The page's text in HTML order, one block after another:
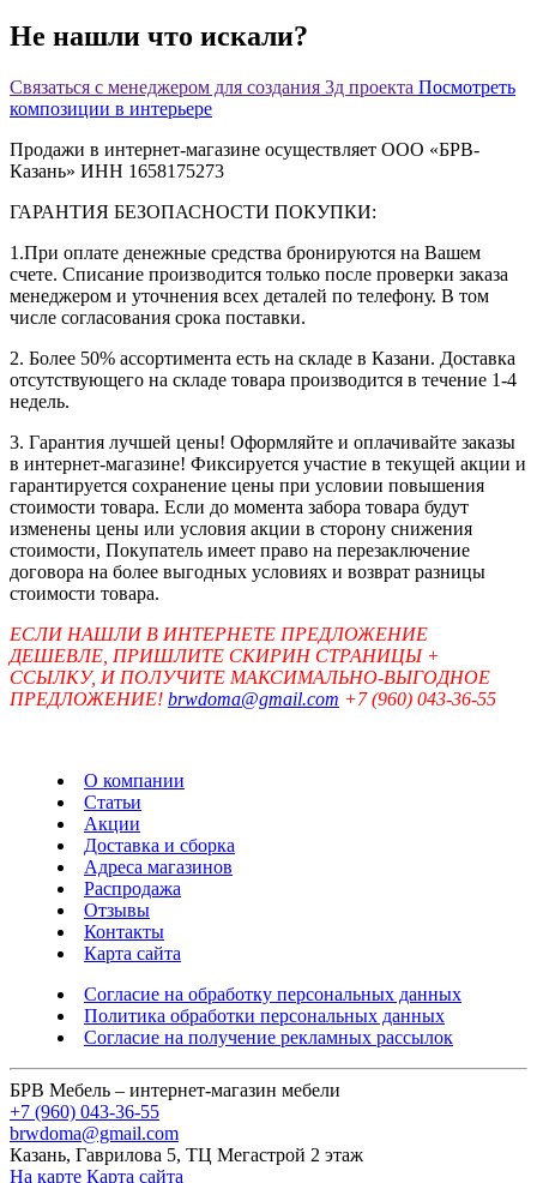
Не нашли что искали?
Связаться с менеджером для создания 3д проекта Посмотреть
композиции в интерьере
Продажи в интернет-магазине осуществляет ООО «БРВ-
Казань» ИНН 1658175273
ГАРАНТИЯ БЕЗОПАСНОСТИ ПОКУПКИ:
1.При оплате денежные средства бронируются на Вашем
счете. Списание производится только после проверки заказа
менеджером и уточнения всех деталей по телефону. В том
числе согласования срока поставки.
2. Более 50% ассортимента есть на складе в Казани. Доставка
отсутствующего на складе товара производится в течение 1-4
недель.
3. Гарантия лучшей цены! Оформляйте и оплачивайте заказы
в интернет-магазине! Фиксируется участие в текущей акции и
гарантируется сохранение цены при условии повышения
стоимости товара. Если до момента забора товара будут
изменены цены или условия акции в сторону снижения
стоимости, Покупатель имеет право на перезаключение
договора на более выгодных условиях и возврат разницы
стоимости товара.
ЕСЛИ НАШЛИ В ИНТЕРНЕТЕ ПРЕДЛОЖЕНИЕ
ДЕШЕВЛЕ, ПРИШЛИТЕ СКИРИН СТРАНИЦЫ +
ССЫЛКУ, И ПОЛУЧИТЕ МАКСИМАЛЬНО-ВЫГОДНОЕ
ПРЕДЛОЖЕНИЕ! brwdoma@gmail.com +7 (960) 043-36-55
О компании
Статьи
Акции
Доставка и сборка
Адреса магазинов
Распродажа
Отзывы
Контакты
Карта сайта
Согласие на обработку персональных данных
Политика обработки персональных данных
Согласие на получение рекламных рассылок
БРВ Мебель – интернет-магазин мебели
+7 (960) 043-36-55
brwdoma@gmail.com
Казань, Гаврилова 5, ТЦ Мегастрой 2 этаж
На карте Карта сайта